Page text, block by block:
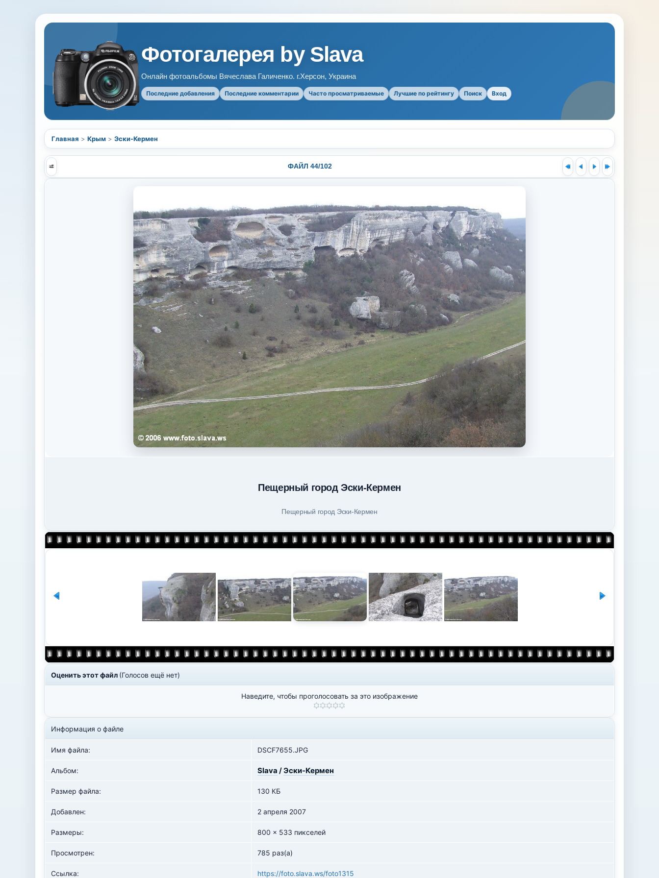
Фотогалерея by Slava
Онлайн фотоальбомы Вячеслава Галиченко. г.Херсон, Украина
Последние добавления Последние комментарии Часто просматриваемые Лучшие по рейтингу Поиск Вход
Главная > Крым > Эски-Кермен
ФАЙЛ 44/102
Пещерный город Эски-Кермен
Пещерный город Эски-Кермен
Оценить этот файл (Голосов ещё нет)
Наведите, чтобы проголосовать за это изображение
Информация о файле
Имя файла: DSCF7655.JPG
Альбом: Slava /Эски-Кермен
Размер файла: 130 КБ
Добавлен: 2 апреля 2007
Размеры: 800 x 533 пикселей
Просмотрен: 785 раз(а)
Ссылка: https://foto.slava.ws/foto1315